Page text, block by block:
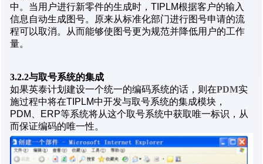
中。当用户进行新零件的生成时，TIPLM根据客户的输入
信息自动生成图号。原来从标准化部门进行图号申请的流
程可以取消。从而能够使图号更为规范并降低用户的工作
量。
3.2.2与取号系统的集成
如果英泰计划建设一个统一的编码系统的话，则在PDM实
施过程中将在TIPLM中开发与取号系统的集成模块，
PDM、ERP等系统将从这个取号系统中获取唯一标识，从
而保证编码的唯一性。